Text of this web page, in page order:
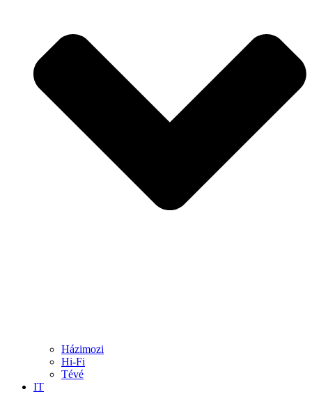
Házimozi
Hi-Fi
Tévé
IT